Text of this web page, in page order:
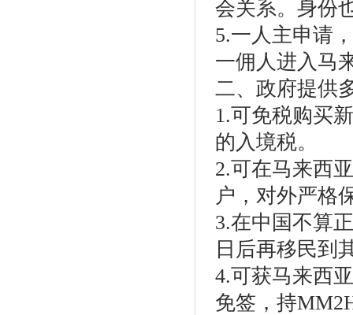
会关系。身份
5.一人主申请
一佣人进入马
二、政府提供
1.可免税购买
的入境税。
2.可在马来西
户，对外严格
3.在中国不算
日后再移民到
4.可获马来西
免签，持